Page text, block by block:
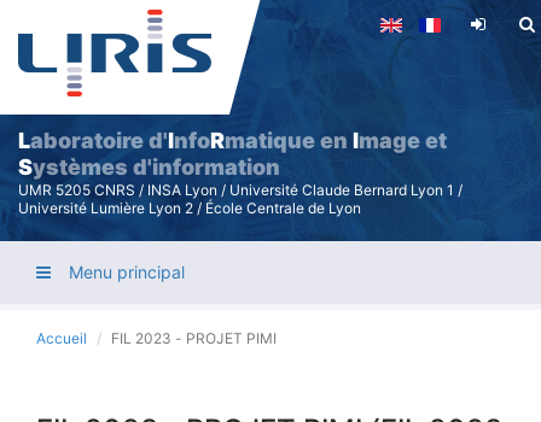
Aller
contenu
principal
Laboratoire d'InfoRmatique en Image et
Systèmes d'information
UMR 5205 CNRS / INSA Lyon / Université Claude Bernard Lyon 1 /
Université Lumière Lyon 2 / École Centrale de Lyon
Menu principal
Accueil FIL 2023 - PROJET PIMI